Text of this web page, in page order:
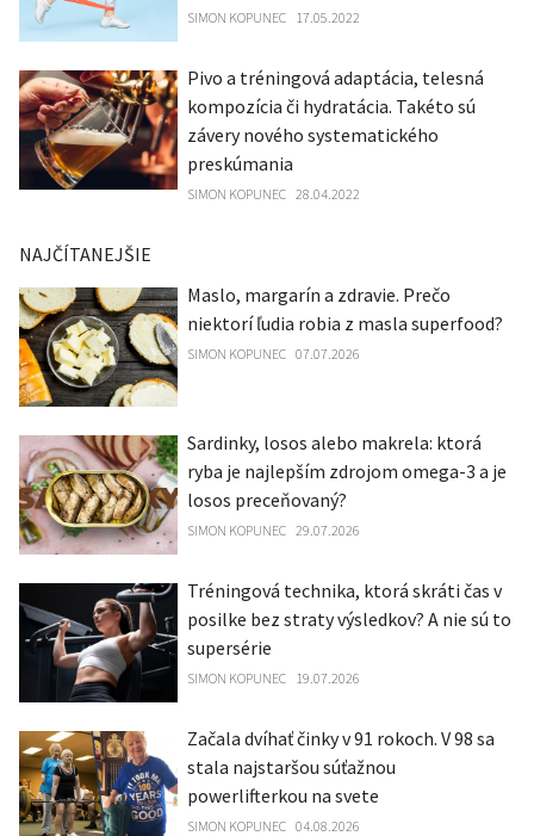
SIMON KOPUNEC 17.05.2022
Pivo a tréningová adaptácia, telesná
kompozícia či hydratácia. Takéto sú
závery nového systematického
preskúmania
SIMON KOPUNEC 28.04.2022
NAJČÍTANEJŠIE
Maslo, margarín a zdravie. Prečo
niektorí ľudia robia z masla superfood?
SIMON KOPUNEC 07.07.2026
Sardinky, losos alebo makrela: ktorá
ryba je najlepším zdrojom omega-3 a je
losos preceňovaný?
SIMON KOPUNEC 29.07.2026
Tréningová technika, ktorá skráti čas v
posilke bez straty výsledkov? A nie sú to
supersérie
SIMON KOPUNEC 19.07.2026
Začala dvíhať činky v 91 rokoch. V 98 sa
stala najstaršou súťažnou
powerlifterkou na svete
SIMON KOPUNEC 04.08.2026